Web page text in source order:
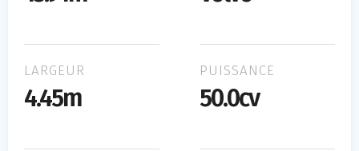
LARGEUR
4.45m
PUISSANCE
50.0cv